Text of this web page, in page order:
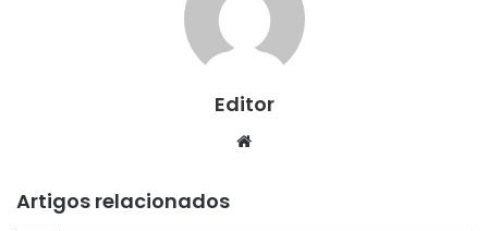
Editor
Website
Artigos relacionados